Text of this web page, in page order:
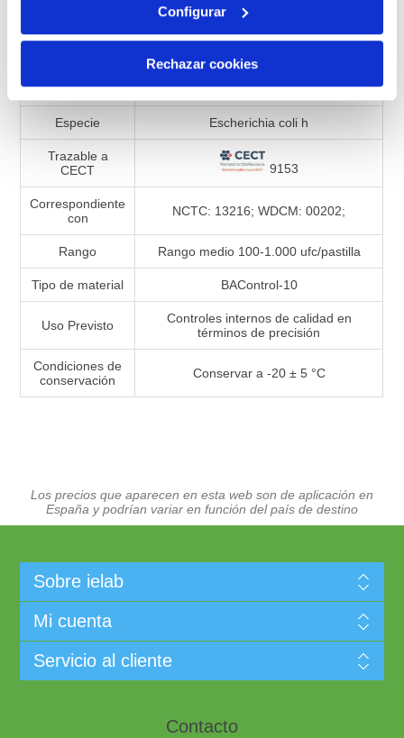
Configurar
Rechazar cookies
Especificaciones de productos
992548
Presentación Liofilizado
Especie Escherichia coli h
Trazable a
CECT
9153
Correspondiente
con
NCTC: 13216; WDCM: 00202;
Rango Rango medio 100-1.000 ufc/pastilla
Tipo de material BAControl-10
Uso Previsto
Controles internos de calidad en
términos de precisión
Condiciones de
conservación
Conservar a -20 ± 5 °C
Los precios que aparecen en esta web son de aplicación en
España y podrían variar en función del país de destino
Sobre ielab
Mi cuenta
Servicio al cliente
Contacto